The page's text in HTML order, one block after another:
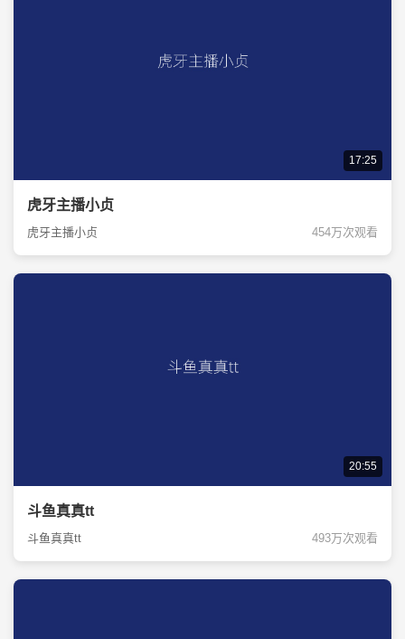
17:25
虎牙主播小贞
虎牙主播小贞 454万次观看
20:55
斗鱼真真tt
斗鱼真真tt 493万次观看